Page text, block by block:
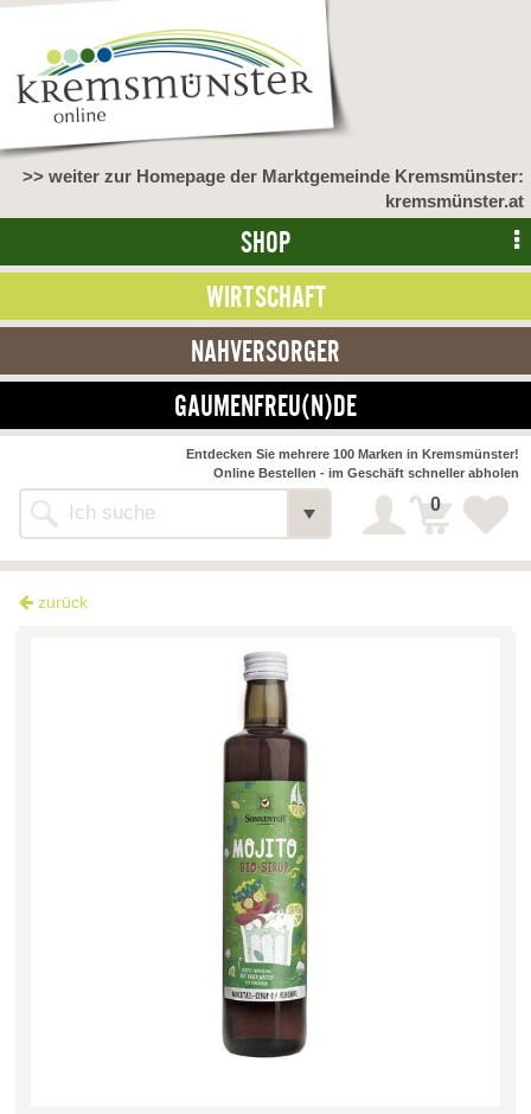
>> weiter zur Homepage der Marktgemeinde Kremsmünster:
kremsmünster.at
SHOP
WIRTSCHAFT
NAHVERSORGER
GAUMENFREU(N)DE
Alle Webseiten
Entdecken Sie mehrere 100 Marken in Kremsmünster!
Online Bestellen - im Geschäft schneller abholen
0
zurück